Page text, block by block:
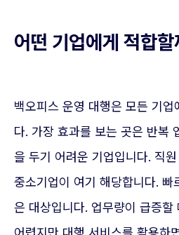
어떤 기업에게 적합
백오피스 운영 대행은 모든 기업
다. 가장 효과를 보는 곳은 반복
을 두기 어려운 기업입니다. 직
중소기업이 여기 해당합니다. 빠
은 대상입니다. 업무량이 급증할